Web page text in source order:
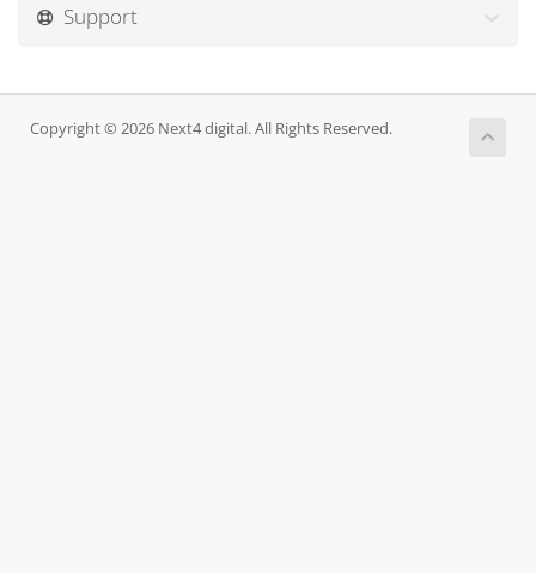
Support
Copyright © 2026 Next4 digital. All Rights Reserved.